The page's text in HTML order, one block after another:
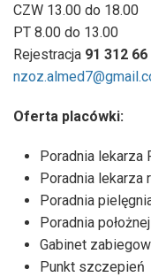
CZW 13.00 do 18.00
PT 8.00 do 13.00
Rejestracja 91 312 66
Oferta placówki:
Poradnia lekarza
Poradnia lekarza
Poradnia
Poradnia
Gabinet
Punkt szczepień